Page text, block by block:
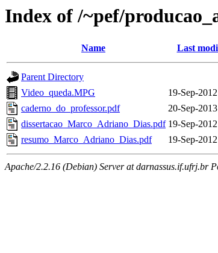
Index of /~pef/
Name Last
Parent Directory
Video_queda.MPG
19-Sep-
caderno_do_professor.pdf
20-Sep-
dissertacao_Marco_Adriano_Dias.pdf 19-Sep-
resumo_Marco_Adriano_Dias.pdf
19-Sep-
Apache/2.2.16 (Debian) Server at darnassus.if.ufrj.br